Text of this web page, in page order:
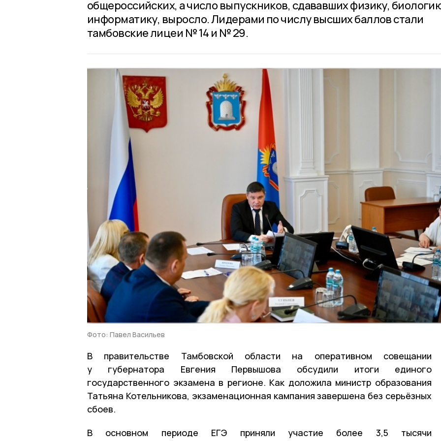
общероссийских, а число выпускников, сдававших физику,
информатику, выросло. Лидерами по числу высших баллов стали
тамбовские лицеи № 14 и № 29.
Фото: Павел Васильев
В правительстве Тамбовской области на оперативном совещании
у губернатора Евгения Первышова обсудили итоги единого
государственного экзамена в регионе. Как доложила министр образования
Татьяна Котельникова, экзаменационная кампания завершена без серьёзных
сбоев.
В основном периоде ЕГЭ приняли участие более 3,5 тысячи